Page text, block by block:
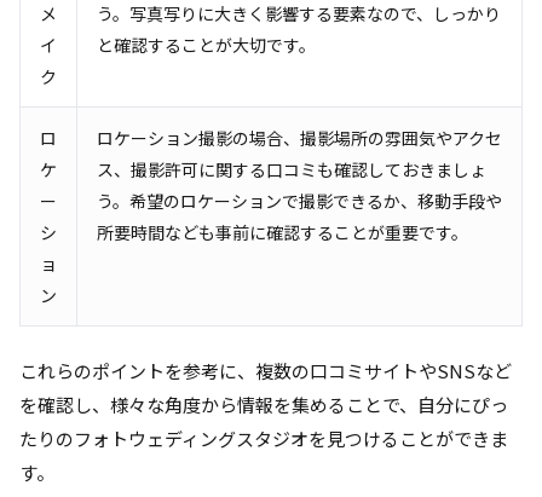
メ
イ
ク
う。写真写りに大きく影響する要素なので、しっかり
と確認することが大切です。
ロ
ケ
ー
シ
ョ
ン
ロケーション撮影の場合、撮影場所の雰囲気やアクセ
ス、撮影許可に関する口コミも確認しておきましょ
う。希望のロケーションで撮影できるか、移動手段や
所要時間なども事前に確認することが重要です。
これらのポイントを参考に、複数の口コミサイトやSNSなど
を確認し、様々な角度から情報を集めることで、自分にぴっ
たりのフォトウェディングスタジオを見つけることができま
す。